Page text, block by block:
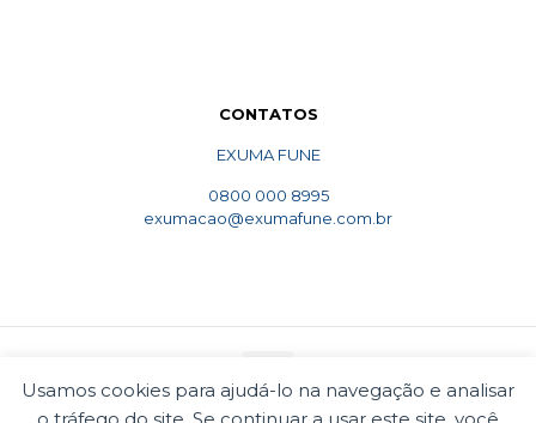
Usamos cookies para ajudá-lo na navegação e analisar
CONTATOS
EXUMA FUNE
0800 000 8995
exumacao@exumafune.com.br